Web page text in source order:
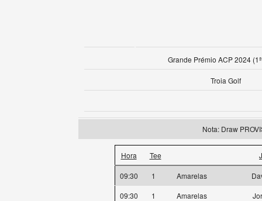
Grande Prémio ACP 2024
Troia Golf
Nota: Draw
Hora Tee
09:30 1 Amarelas
09:30
1 Amarelas